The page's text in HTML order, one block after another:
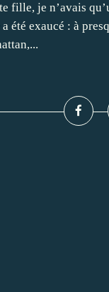
fille, je n’avais
été exaucé : à